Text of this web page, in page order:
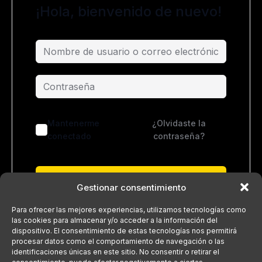
Gestionar consentimiento
Para ofrecer las mejores experiencias, utilizamos tecnologías como
las cookies para almacenar y/o acceder a la información del
dispositivo. El consentimiento de estas tecnologías nos permitirá
procesar datos como el comportamiento de navegación o las
identificaciones únicas en este sitio. No consentir o retirar el
¡Hola, bienvenido de nuevo!
Mantenerme
conectado
¿Olvidaste la
contraseña?
¿No tienes una cuenta?Regístrate ahora